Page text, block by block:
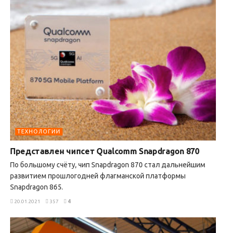
ТЕХНОЛОГИИ
Представлен чипсет Qualcomm Snapdragon 870
По большому счёту, чип Snapdragon 870 стал дальнейшим
развитием прошлогодней флагманской платформы
Snapdragon 865.
20.01.2021 357 4